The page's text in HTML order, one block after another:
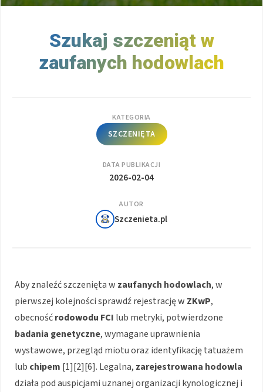
Szukaj szczeniąt w
zaufanych hodowlach
KATEGORIA
SZCZENIĘTA
DATA PUBLIKACJI
2026-02-04
AUTOR
Szczenieta.pl
Aby znaleźć szczenięta w zaufanych hodowlach, w
pierwszej kolejności sprawdź rejestrację w ZKwP,
obecnośćrodowodu FCI lub metryki, potwierdzone
badania genetyczne, wymagane uprawnienia
wystawowe, przegląd miotu oraz identyfikację tatuażem
lub chipem [1][2][6]. Legalna, zarejestrowana hodowla
działa pod auspicjami uznanej organizacji kynologicznej i